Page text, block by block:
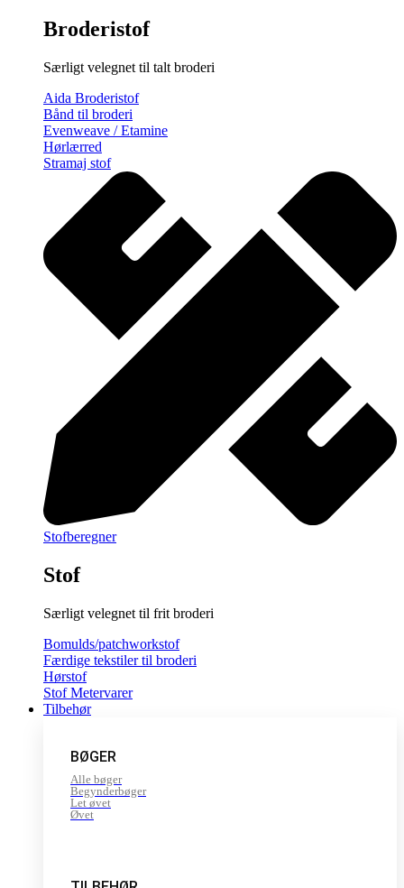
Broderistof
Særligt velegnet til talt broderi
Aida Broderistof
Bånd til broderi
Evenweave / Etamine
Hørlærred
Stramaj stof
Stofberegner
Stof
Særligt velegnet til frit broderi
Bomulds/patchworkstof
Færdige tekstiler til broderi
Hørstof
Stof Metervarer
Tilbehør
BØGER
Alle bøger
Begynderbøger
Let øvet
Øvet